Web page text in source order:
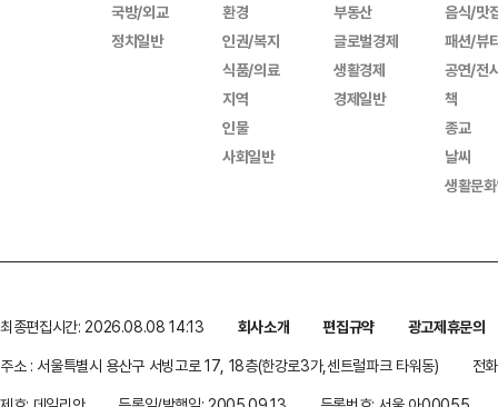
국방/외교
정치일반
환경
인권/복지
식품/의료
지역
인물
사회일반
부동산
글로벌경제
생활경제
경제일반
음식/맛
패션/뷰
공연/전
책
종교
날씨
생활문
최종편집시간: 2026.08.08 14:13 회사소개 편집규약
광고제휴문의
주소 : 서울특별시 용산구 서빙고로 17, 18층(한강로3가,센트럴파크 타워동)
전